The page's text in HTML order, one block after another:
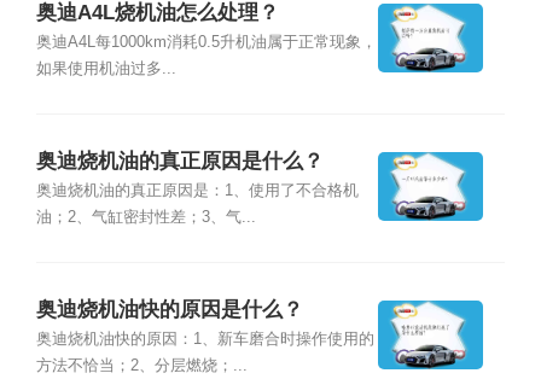
奥迪A4L烧机油怎么处理？
奥迪A4L每1000km消耗0.5升机油属于正常现象，
如果使用机油过多...
奥迪烧机油的真正原因是什么？
奥迪烧机油的真正原因是：1、使用了不合格机
油；2、气缸密封性差；3、气...
奥迪烧机油快的原因是什么？
奥迪烧机油快的原因：1、新车磨合时操作使用的
方法不恰当；2、分层燃烧；...